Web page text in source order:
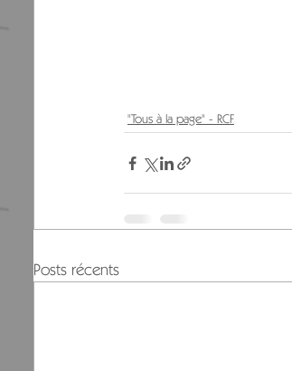
"Tous à la page" - RCF
Posts récents